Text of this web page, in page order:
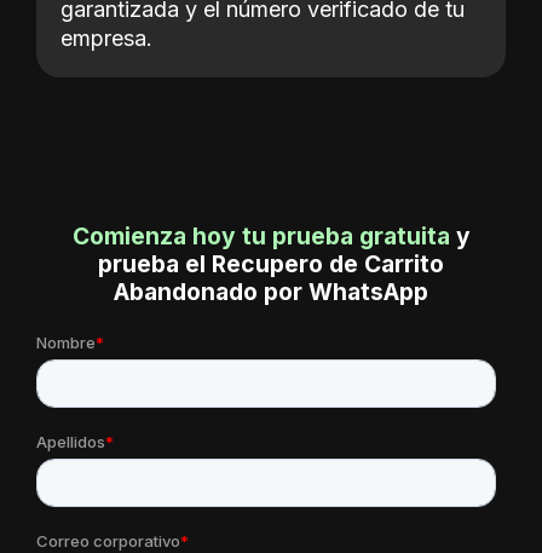
garantizada y el número verificado de tu
empresa.
Comienza hoy tu prueba gratuita y
prueba el Recupero de Carrito
Abandonado por WhatsApp